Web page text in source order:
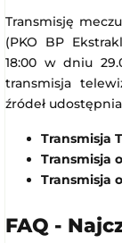
Transmisję
(PKO BP
18:00 w dniu
transmisja
źródeł
Transmisja
Transmisja
Transmisja
FAQ -